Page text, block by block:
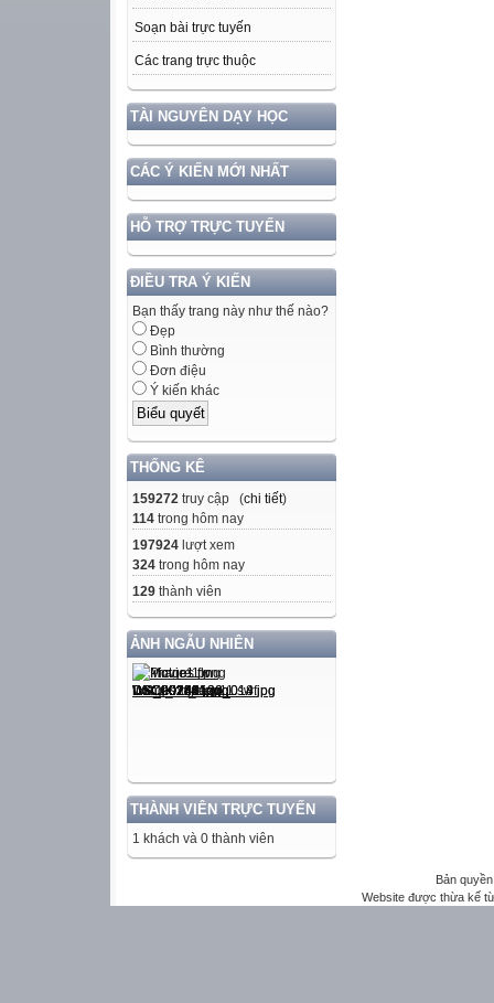
Soạn bài trực tuyến
Các trang trực thuộc
TÀI NGUYÊN DẠY HỌC
CÁC Ý KIẾN MỚI NHẤT
HỖ TRỢ TRỰC TUYẾN
ĐIỀU TRA Ý KIẾN
Bạn thấy trang này như thế nào?
Đẹp
Bình thường
Đơn điệu
Ý kiến khác
THỐNG KÊ
159272 truy cập (chi tiết)
114 trong hôm nay
197924 lượt xem
324 trong hôm nay
129 thành viên
ẢNH NGẪU NHIÊN
THÀNH VIÊN TRỰC TUYẾN
1 khách và 0 thành viên
Bản
Website được thừa kế